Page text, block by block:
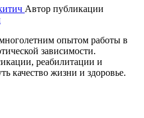
Автор публикации
опытом работы в
зависимости.
реабилитации и
качество жизни и здоровье.